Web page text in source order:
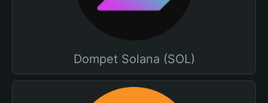
Dompet Solana (SOL)